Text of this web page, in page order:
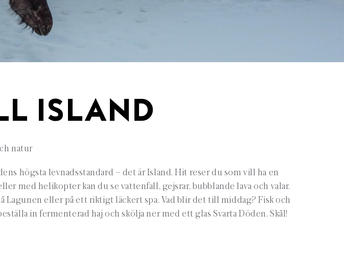
ISLAND
natur
högsta levnadsstandard – det är Island. Hit reser du som vill ha en
med helikopter kan du se vattenfall, gejsrar, bubblande lava och valar.
Lagunen eller på ett riktigt läckert spa. Vad blir det till middag? Fisk och
in fermenterad haj och skölja ner med ett glas Svarta Döden. Skål!